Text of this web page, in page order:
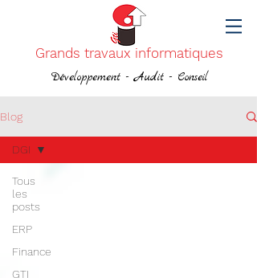
Grands travaux informatiques
Développement - Audit - Conseil
Blog
Tous
les
posts
ERP
Finance
GTI
DGI